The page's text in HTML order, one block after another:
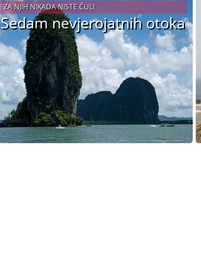
Sedam nevjerojatnih otoka
ZA NJIH NIKADA NISTE ČULI